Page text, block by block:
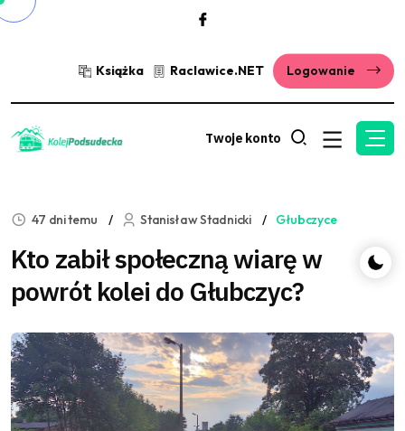
Książka Raclawice.NET Logowanie
Twoje konto
47 dni temu Stanisław Stadnicki Głubczyce
Kto zabił społeczną wiarę w
powrót kolei do Głubczyc?